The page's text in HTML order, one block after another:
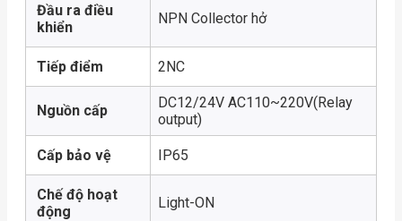
Đầu ra điều
khiển
NPN Collector hở
Tiếp điểm 2NC
Nguồn cấp
DC12/24V AC110~220V(Relay
output)
Cấp bảo vệ IP65
Chế độ hoạt
động
Light-ON